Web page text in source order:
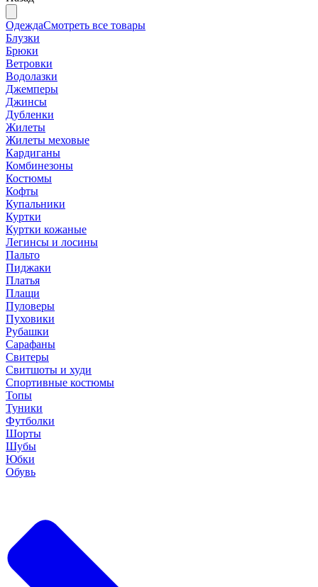
ОдеждаСмотреть все товары
Блузки
Брюки
Ветровки
Водолазки
Джемперы
Джинсы
Дубленки
Жилеты
Жилеты меховые
Кардиганы
Комбинезоны
Костюмы
Кофты
Купальники
Куртки
Куртки кожаные
Легинсы и лосины
Пальто
Пиджаки
Платья
Плащи
Пуловеры
Пуховики
Рубашки
Сарафаны
Свитеры
Свитшоты и худи
Спортивные костюмы
Топы
Туники
Футболки
Шорты
Шубы
Юбки
Обувь